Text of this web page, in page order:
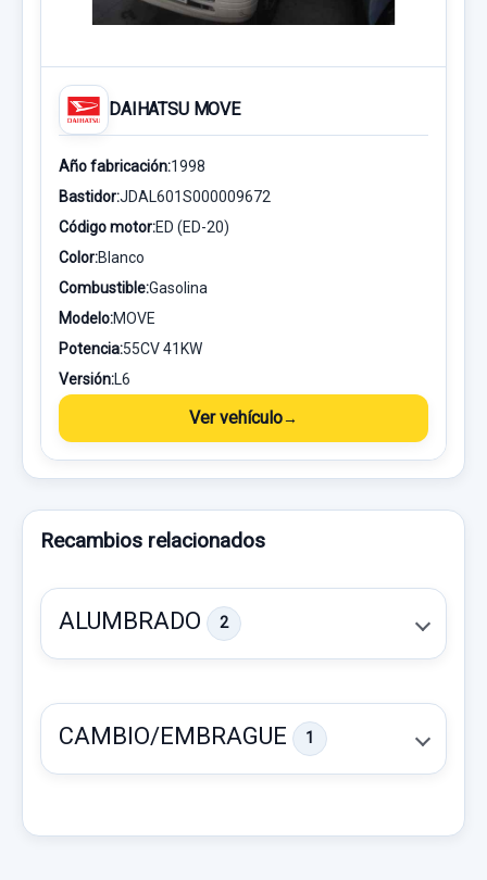
DAIHATSU MOVE
Año fabricación:1998
Bastidor:JDAL601S000009672
Código motor:ED (ED-20)
Color:Blanco
Combustible:Gasolina
Modelo:MOVE
Potencia:55CV 41KW
Versión:L6
Ver vehículo
Recambios relacionados
ALUMBRADO 2
CAMBIO/EMBRAGUE 1